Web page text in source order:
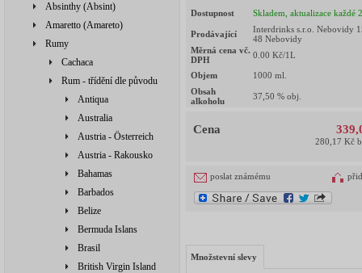
Absinthy (Absint)
Amaretto (Amareto)
Rumy
Cachaca
Rum - třídění dle původu
Antiqua
Australia
Austria - Österreich
Austria - Rakousko
Bahamas
Barbados
Belize
Bermuda Islans
Brasil
British Virgin Island
Dostupnost Skladem, aktualizace každé
Prodávající
Interdrinks s.r.o. Nebovidy
48 Nebovidy
Měrná cena vč.
DPH
0.00 Kč/1L
Objem 1000 ml.
Obsah
alkoholu
37,50 % obj.
Cena
280,17 Kč
poslat známému
Množstevní slevy